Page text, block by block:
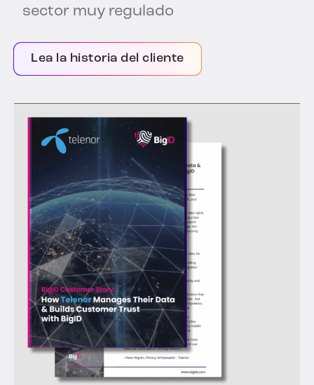
sector muy regulado
Lea la historia del cliente